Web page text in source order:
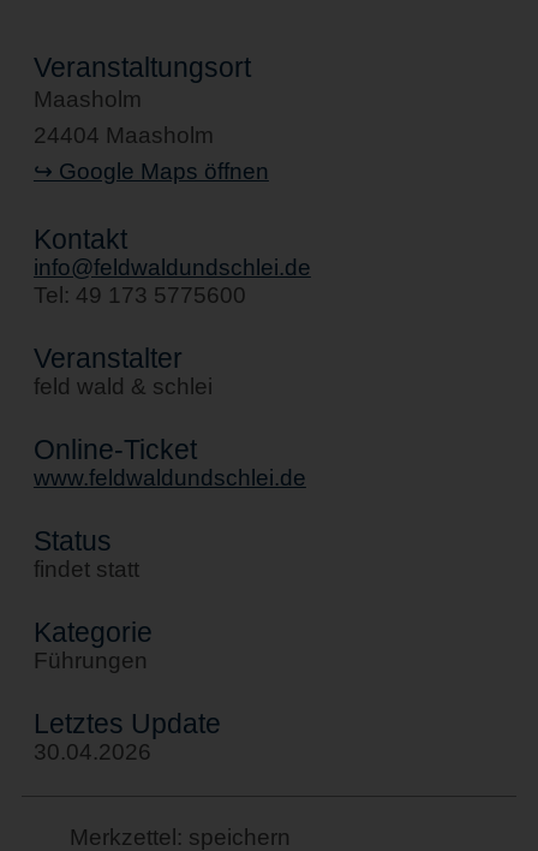
Veranstaltungsort
Maasholm
24404 Maasholm
↪ Google Maps öffnen
Kontakt
info@feldwaldundschlei.de
Tel: 49 173 5775600
Veranstalter
feld wald & schlei
Online-Ticket
www.feldwaldundschlei.de
Status
findet statt
Kategorie
Führungen
Letztes Update
30.04.2026
Merkzettel: speichern